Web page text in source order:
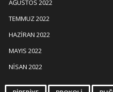
AĞUSTOS 2022
TEMMUZ 2022
HAZIRAN 2022
MAYIS 2022
NISAN 2022